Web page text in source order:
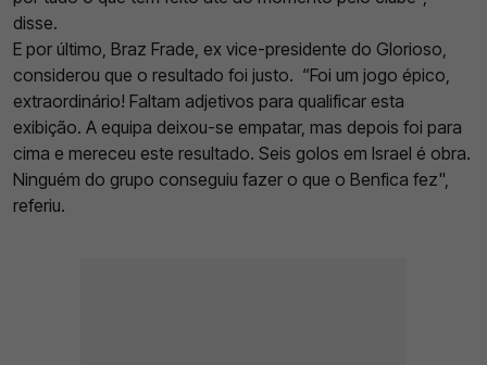
disse.
E por último, Braz Frade, ex vice-presidente do Glorioso,
considerou que o resultado foi justo. “Foi um jogo épico,
extraordinário! Faltam adjetivos para qualificar esta
exibição. A equipa deixou-se empatar, mas depois foi para
cima e mereceu este resultado. Seis golos em Israel é obra.
Ninguém do grupo conseguiu fazer o que o Benfica fez",
referiu.